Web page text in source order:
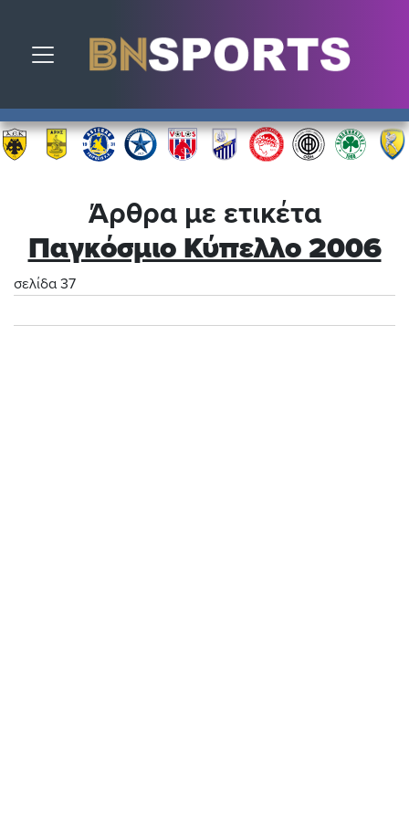
Toggle navigation
Άρθρα με ετικέτα
Παγκόσμιο Κύπελλο 2006
σελίδα 37